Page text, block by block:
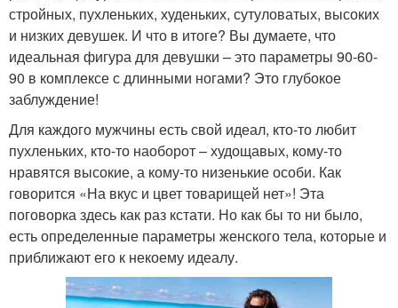
стройных, пухленьких, худеньких, сутуловатых, высоких
и низких девушек. И что в итоге? Вы думаете, что
идеальная фигура для девушки – это параметры 90-60-
90 в комплексе с длинными ногами? Это глубокое
заблуждение!
Для каждого мужчины есть свой идеал, кто-то любит
пухленьких, кто-то наоборот – худощавых, кому-то
нравятся высокие, а кому-то низенькие особи. Как
говорится «На вкус и цвет товарищей нет»! Эта
поговорка здесь как раз кстати. Но как бы то ни было,
есть определенные параметры женского тела, которые и
приближают его к некоему идеалу.